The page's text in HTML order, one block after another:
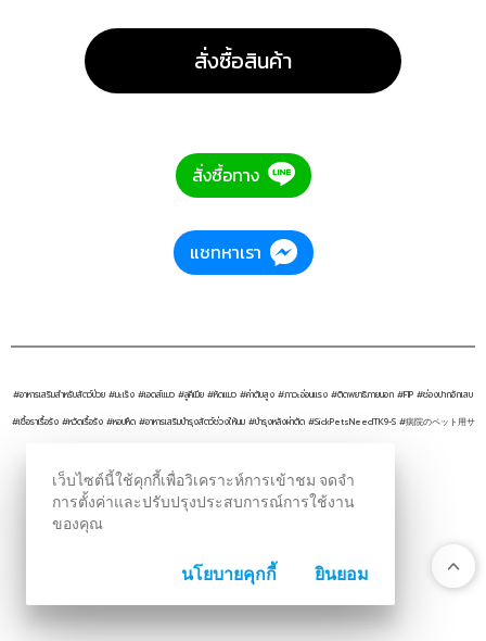
สั่งซื้อสินค้า
สั่งซื้อทาง
แชทหาเรา
#อาหารเสริมสำหรับสัตว์ป่วย #มะเร็ง #เอดส์แมว #ลูคีเมีย #หัดแมว #ค่าตับสูง #ภาวะอ่อนแรง #ติดพยาธิภายนอก #FIP #ช่องปากอักเสบ
#เชื้อราเรื้อรัง #หวัดเรื้อรัง #หอบหืด #อาหารเสริมบำรุงสัตว์ช่วงให้นม #บำรุงหลังผ่าตัด #SickPetsNeedTK9-S #病院のペット用サ
LINE: @tk9thailand
เว็บไซต์นี้ใช้คุกกี้เพื่อวิเคราะห์การเข้าชม จดจำ
การตั้งค่าและปรับปรุงประสบการณ์การใช้งาน
ของคุณ
นโยบายคุกกี้ ยินยอม